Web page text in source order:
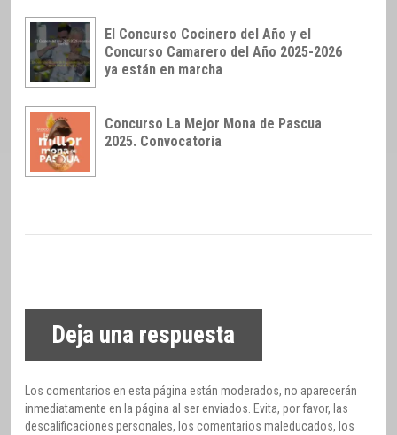
El Concurso Cocinero del Año y el
Concurso Camarero del Año 2025-2026
ya están en marcha
Concurso La Mejor Mona de Pascua
2025. Convocatoria
Deja una respuesta
Los comentarios en esta página están moderados, no aparecerán
inmediatamente en la página al ser enviados. Evita, por favor, las
descalificaciones personales, los comentarios maleducados, los